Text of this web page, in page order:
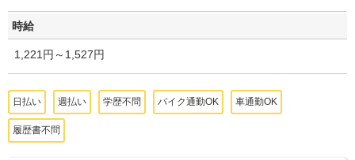
時給
1,221円～1,527円
日払い 週払い 学歴不問 バイク通勤OK 車通勤OK
履歴書不問